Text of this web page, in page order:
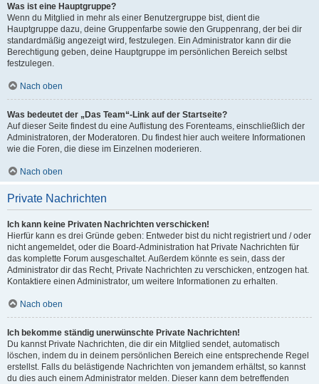
Was ist eine Hauptgruppe?
Wenn du Mitglied in mehr als einer Benutzergruppe bist, dient die
Hauptgruppe dazu, deine Gruppenfarbe sowie den Gruppenrang, der bei dir
standardmäßig angezeigt wird, festzulegen. Ein Administrator kann dir die
Berechtigung geben, deine Hauptgruppe im persönlichen Bereich selbst
festzulegen.
Nach oben
Was bedeutet der „Das Team“-Link auf der Startseite?
Auf dieser Seite findest du eine Auflistung des Forenteams, einschließlich der
Administratoren, der Moderatoren. Du findest hier auch weitere Informationen
wie die Foren, die diese im Einzelnen moderieren.
Nach oben
Private Nachrichten
Ich kann keine Privaten Nachrichten verschicken!
Hierfür kann es drei Gründe geben: Entweder bist du nicht registriert und / oder
nicht angemeldet, oder die Board-Administration hat Private Nachrichten für
das komplette Forum ausgeschaltet. Außerdem könnte es sein, dass der
Administrator dir das Recht, Private Nachrichten zu verschicken, entzogen hat.
Kontaktiere einen Administrator, um weitere Informationen zu erhalten.
Nach oben
Ich bekomme ständig unerwünschte Private Nachrichten!
Du kannst Private Nachrichten, die dir ein Mitglied sendet, automatisch
löschen, indem du in deinem persönlichen Bereich eine entsprechende Regel
erstellst. Falls du belästigende Nachrichten von jemandem erhältst, so kannst
du dies auch einem Administrator melden. Dieser kann dem betreffenden